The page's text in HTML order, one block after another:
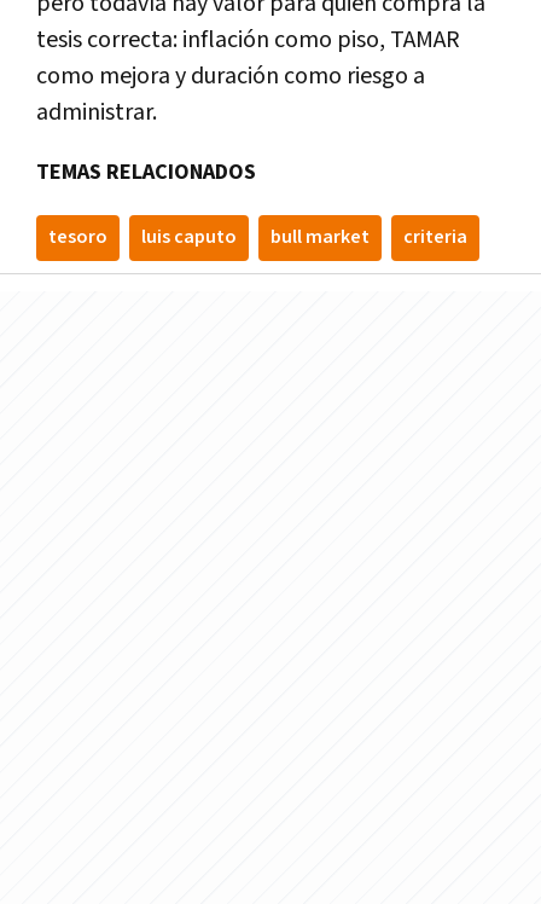
tesis correcta: inflación como piso, TAMAR
como mejora y duración como riesgo a
administrar.
TEMAS RELACIONADOS
tesoro luis caputo bull market criteria